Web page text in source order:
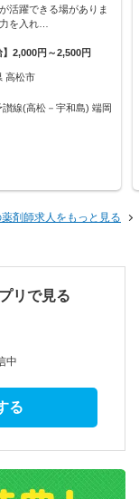
活躍できる場がありま
を入れ…
】2,000円～2,500円
高松市
讃線(高松－宇和島) 端岡
剤師求人をもっと見る
リで見る
中
る